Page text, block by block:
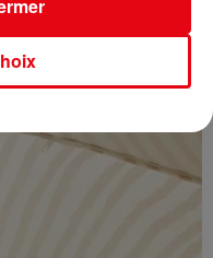
entre Cannes et Nice et...